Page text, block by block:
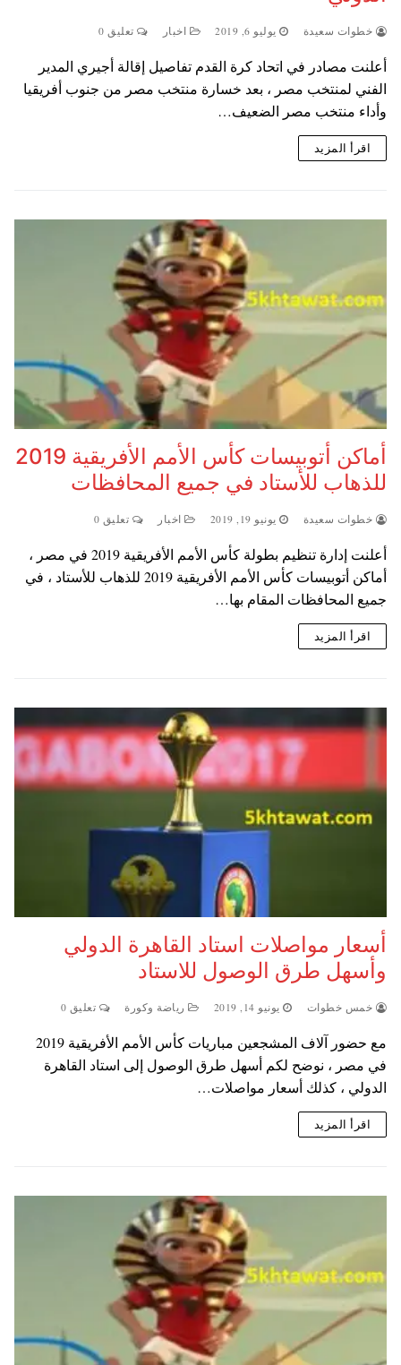
خطوات سعيدة يوليو 6, 2019 اخبار تعليق 0
أعلنت مصادر في اتحاد كرة القدم تفاصيل إقالة أجيري المدير
الفني لمنتخب مصر ، بعد خسارة منتخب مصر من جنوب أفريقيا
وأداء منتخب مصر الضعيف…
اقرأ المزيد
أماكن أتوبيسات كأس الأمم الأفريقية 2019
للذهاب للأستاد في جميع المحافظات
خطوات سعيدة يونيو 19, 2019 اخبار تعليق 0
أعلنت إدارة تنظيم بطولة كأس الأمم الأفريقية 2019 في مصر ،
أماكن أتوبيسات كأس الأمم الأفريقية 2019 للذهاب للأستاد ، في
جميع المحافظات المقام بها…
اقرأ المزيد
أسعار مواصلات استاد القاهرة الدولي
وأسهل طرق الوصول للاستاد
خمس خطوات يونيو 14, 2019 رياضة وكورة تعليق 0
مع حضور آلاف المشجعين مباريات كأس الأمم الأفريقية 2019
في مصر ، نوضح لكم أسهل طرق الوصول إلى استاد القاهرة
الدولي ، كذلك أسعار مواصلات…
اقرأ المزيد